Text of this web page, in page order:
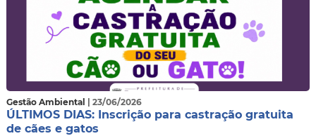
Gestão Ambiental | 23/06/2026
ÚLTIMOS DIAS: Inscrição para castração gratuita
de cães e gatos